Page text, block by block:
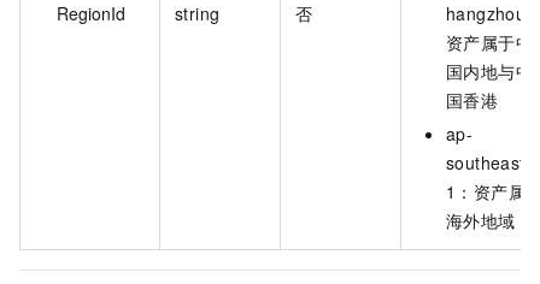
RegionId string 否
hangzhou
资产属于中
国内地与中
国香港
ap-
southeast-
1：资产属
海外地域